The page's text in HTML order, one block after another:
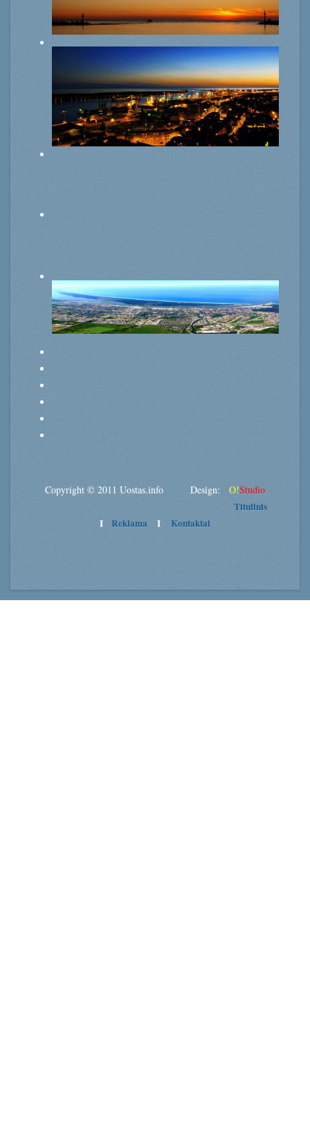
Copyright © 2011 Uostas.info Design: O!Studio
Titulinis
I Reklama I Kontaktai